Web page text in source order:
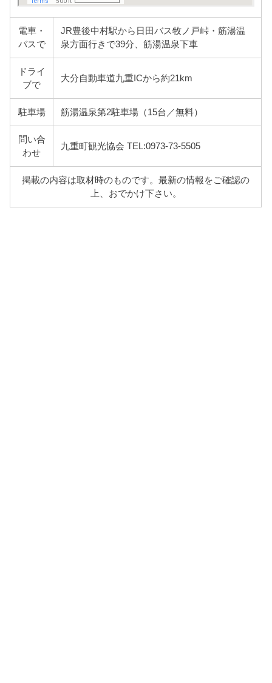
電車・
バスで
JR豊後中村駅から日田バス牧ノ戸峠・筋湯温
泉方面行きで39分、筋湯温泉下車
ドライ
ブで
大分自動車道九重ICから約21km
駐車場 筋湯温泉第2駐車場（15台／無料）
問い合
わせ
九重町観光協会 TEL:0973-73-5505
掲載の内容は取材時のものです。最新の情報をご確認の
上、おでかけ下さい。